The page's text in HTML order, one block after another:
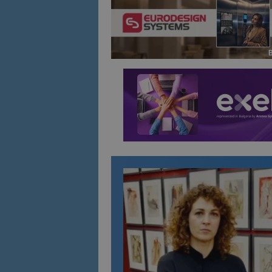
Име
is_visitor_unique
is_unique
_ga_WXPDN4HSCV
_ga_FK650GXHRZ
_ga
Име
sc_is_visitor_unique